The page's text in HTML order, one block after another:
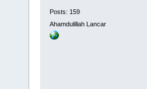
Posts: 159
Ahamdulillah Lancar